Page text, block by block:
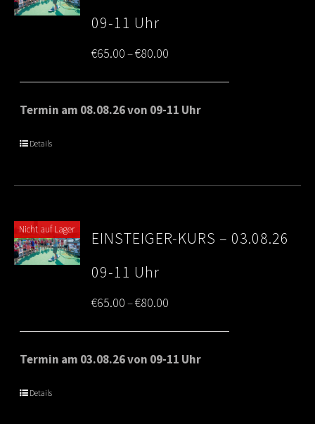
09-11 Uhr
€65.00–€80.00
range:
€65.00
Termin am 08.08.26 von 09-11 Uhr
Details
Nicht auf Lager
EINSTEIGER-KURS – 03.08.26
09-11 Uhr
€65.00–€80.00
range:
€65.00
Termin am 03.08.26 von 09-11 Uhr
Details